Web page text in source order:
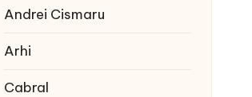
Andrei Cismaru
Arhi
Cabral